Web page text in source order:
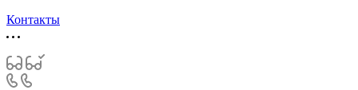
Контакты